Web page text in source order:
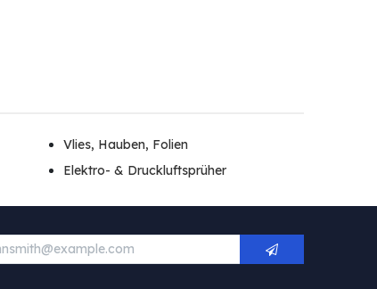
Vlies, Hauben, Folien
Elektro- & Druckluftsprüher